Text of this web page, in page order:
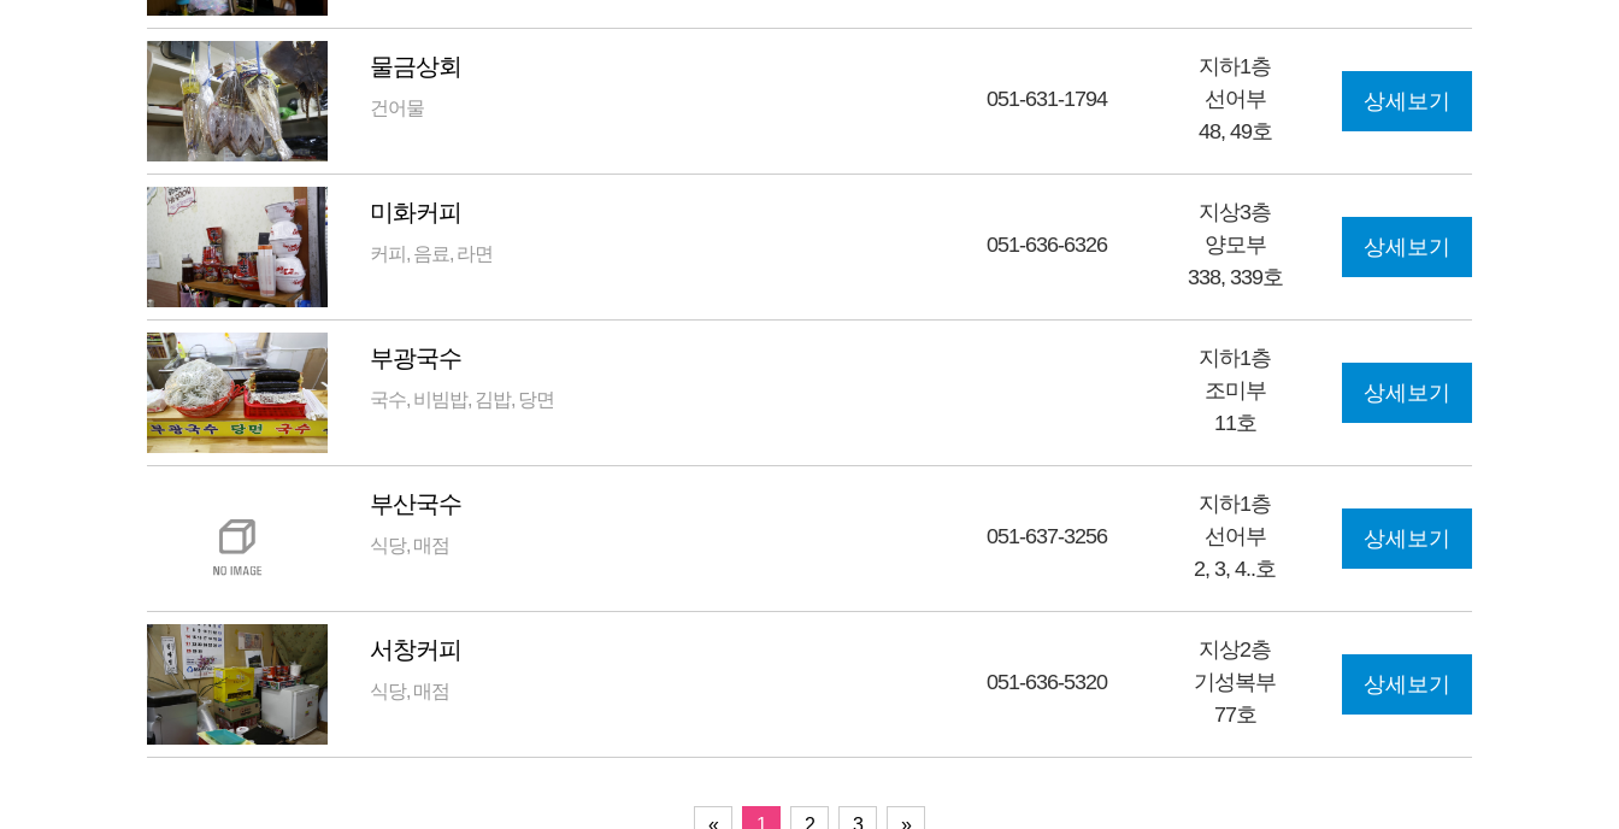
물금상회
건어물 051-631-1794
지하1층
선어부
48, 49호
상세보기
미화커피
커피, 음료, 라면 051-636-6326
지상3층
양모부
338, 339호
상세보기
부광국수
국수, 비빔밥, 김밥, 당면
지하1층
조미부
11호
상세보기
부산국수
식당, 매점 051-637-3256
지하1층
선어부
2, 3, 4..호
상세보기
서창커피
식당, 매점 051-636-5320
지상2층
기성복부
77호
상세보기
« 1 2 3 »